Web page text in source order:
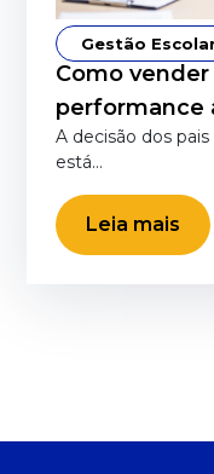
Gestão
Como
performance
A decisão dos
está…
Leia mais